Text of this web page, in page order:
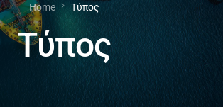
Home Τύπος
Τύπος